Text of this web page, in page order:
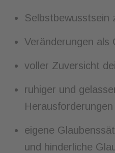
Selbstbewusstsein
Veränderungen als
voller Zuversicht
ruhiger und
eigene
und hinderliche